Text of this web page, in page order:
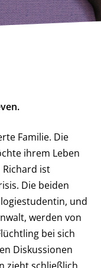
Familie. Die
ihrem Leben
Richard ist
Die beiden
und
werden von
bei sich
Diskussionen